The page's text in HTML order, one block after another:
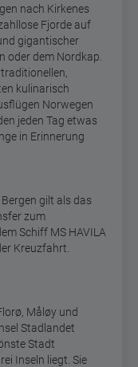
nach Kirkenes
Fjorde auf
gigantischer
oder dem Nordkap.
kulinarisch
Norwegen
jeden Tag etwas
in Erinnerung
gilt als das
zum
Schiff MS HAVILA
Kreuzfahrt.
Måløy und
Stadlandet
Stadt
Inseln liegt. Sie